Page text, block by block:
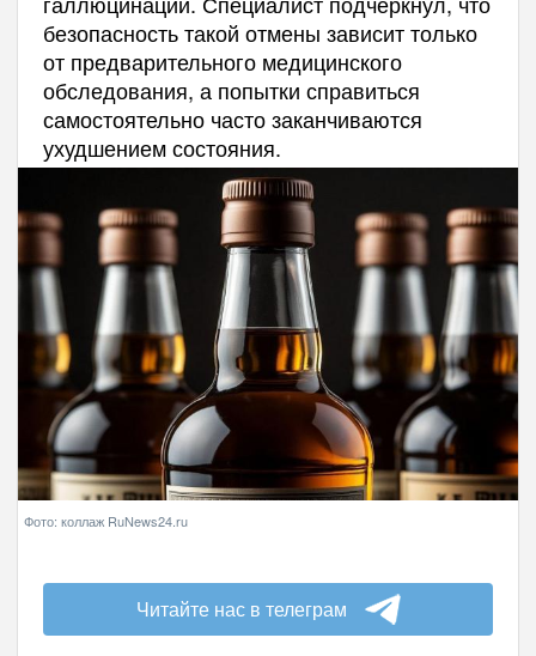
безопасность такой отмены зависит только
от предварительного медицинского
обследования, а попытки справиться
самостоятельно часто заканчиваются
ухудшением состояния.
Фото: коллаж RuNews24.ru
Читайте нас в телеграм